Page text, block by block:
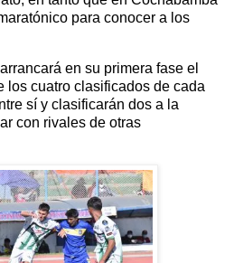
para conocer a los
en su primera fase el
los cuatro clasificados de cada
sí y clasificarán dos a la
con rivales de otras